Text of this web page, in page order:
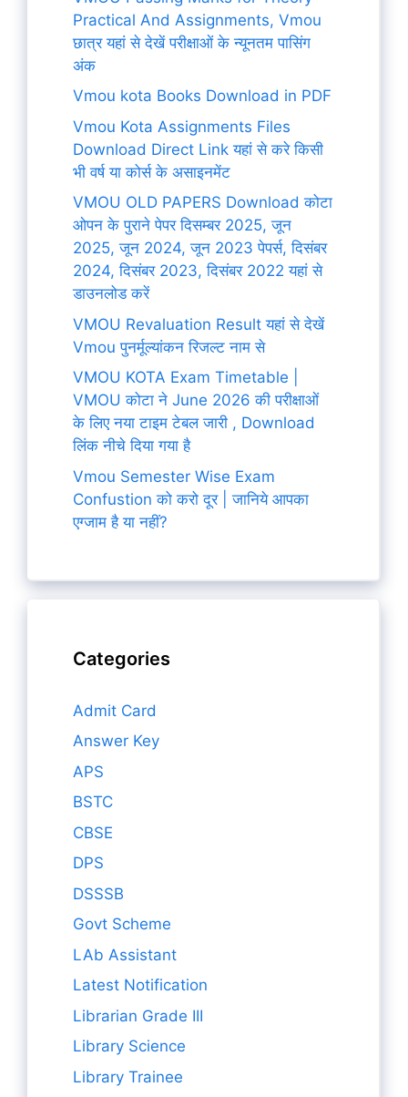
Practical And Assignments, Vmou
छात्र यहां से देखें परीक्षाओं के न्यूनतम पासिंग
अंक
Vmou kota Books Download in PDF
Vmou Kota Assignments Files
Download Direct Link यहां से करे किसी
भी वर्ष या कोर्स के असाइनमेंट
VMOU OLD PAPERS Download कोटा
ओपन के पुराने पेपर दिसम्बर 2025, जून
2025, जून 2024, जून 2023 पेपर्स, दिसंबर
2024, दिसंबर 2023, दिसंबर 2022 यहां से
डाउनलोड करें
VMOU Revaluation Result यहां से देखें
Vmou पुनर्मूल्यांकन रिजल्ट नाम से
VMOU KOTA Exam Timetable |
VMOU कोटा ने June 2026 की परीक्षाओं
के लिए नया टाइम टेबल जारी , Download
लिंक नीचे दिया गया है
Vmou Semester Wise Exam
Confustion को करो दूर | जानिये आपका
एग्जाम है या नहीं?
Categories
Admit Card
Answer Key
APS
BSTC
CBSE
DPS
DSSSB
Govt Scheme
LAb Assistant
Latest Notification
Librarian Grade III
Library Science
Library Trainee